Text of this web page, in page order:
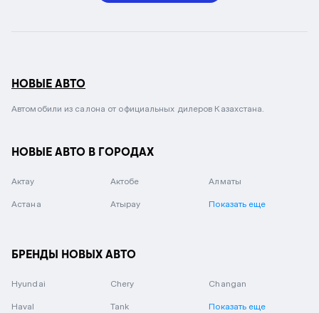
НОВЫЕ АВТО
Автомобили из салона от официальных дилеров Казахстана.
НОВЫЕ АВТО В ГОРОДАХ
Актау Актобе Алматы
Астана Атырау Показать еще
БРЕНДЫ НОВЫХ АВТО
Hyundai Chery Changan
Haval Tank Показать еще